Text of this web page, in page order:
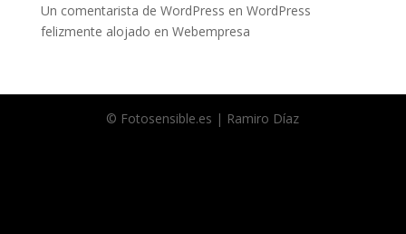
Un comentarista de WordPress en WordPress
felizmente alojado en Webempresa
© Fotosensible.es | Ramiro Díaz